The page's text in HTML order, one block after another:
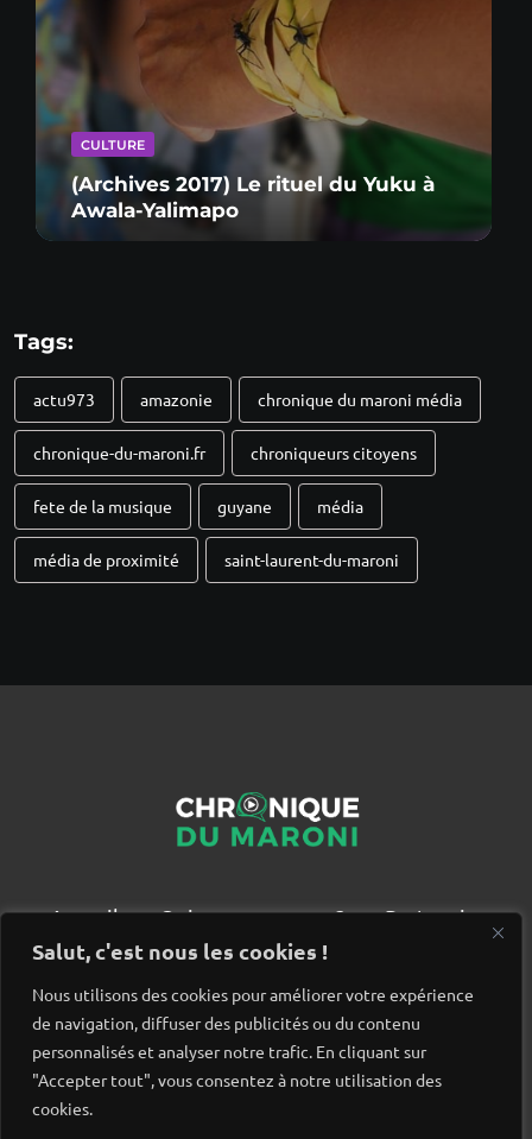
Salut, c'est nous les cookies !
Nous utilisons des cookies pour améliorer votre expérience
de navigation, diffuser des publicités ou du contenu
personnalisés et analyser notre trafic. En cliquant sur
"Accepter tout", vous consentez à notre utilisation des
cookies.
CULTURE
(Archives 2017) Le rituel du Yuku à
Awala-Yalimapo
Tags:
actu973 amazonie chronique du maroni média
chronique-du-maroni.fr chroniqueurs citoyens
fete de la musique guyane média
média de proximité saint-laurent-du-maroni
Accueil Qui sommes nous ?
Partenaires
Contact